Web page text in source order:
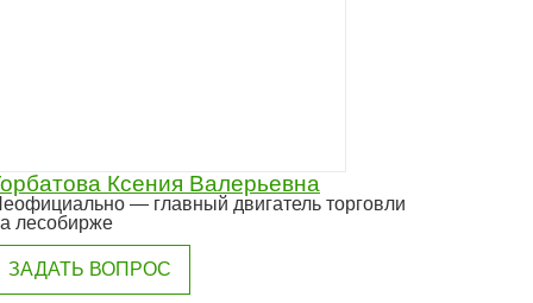
Ксения Валерьевна
— главный двигатель торговли
лесобирже
ЗАДАТЬ ВОПРОС